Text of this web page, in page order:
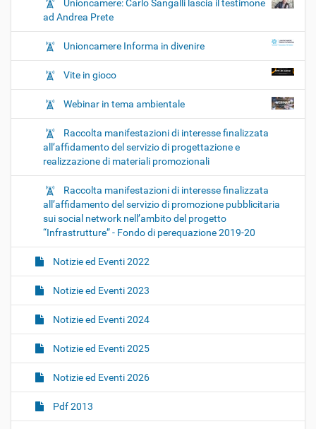
Unioncamere: Carlo Sangalli lascia il testimone
ad Andrea Prete
Unioncamere Informa in divenire
Vite in gioco
Webinar in tema ambientale
Raccolta manifestazioni di interesse finalizzata
all’affidamento del servizio di progettazione e
realizzazione di materiali promozionali
Raccolta manifestazioni di interesse finalizzata
all’affidamento del servizio di promozione pubblicitaria
sui social network nell’ambito del progetto
“Infrastrutture” - Fondo di perequazione 2019-20
Notizie ed Eventi 2022
Notizie ed Eventi 2023
Notizie ed Eventi 2024
Notizie ed Eventi 2025
Notizie ed Eventi 2026
Pdf 2013